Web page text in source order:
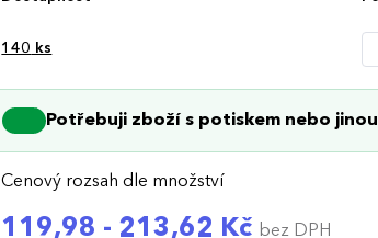
140 ks
Potřebuji zboží s potiskem nebo
Cenový rozsah dle množství
119,98 - 213,62 Kč bez DPH